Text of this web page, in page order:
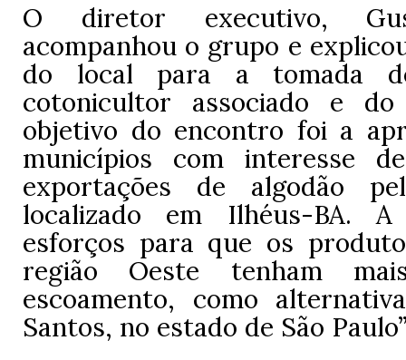
O diretor executivo,
acompanhou o grupo e
do local para a tomada
cotonicultor associado e do
objetivo do encontro foi a
municípios com interesse
exportações de algodão
localizado em Ilhéus-BA.
esforços para que os
região Oeste tenham
escoamento, como
Santos, no estado de São